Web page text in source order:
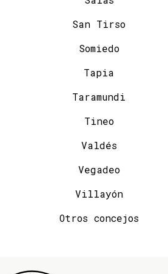
San Tirso
Somiedo
Tapia
Taramundi
Tineo
Valdés
Vegadeo
Villayón
Otros concejos